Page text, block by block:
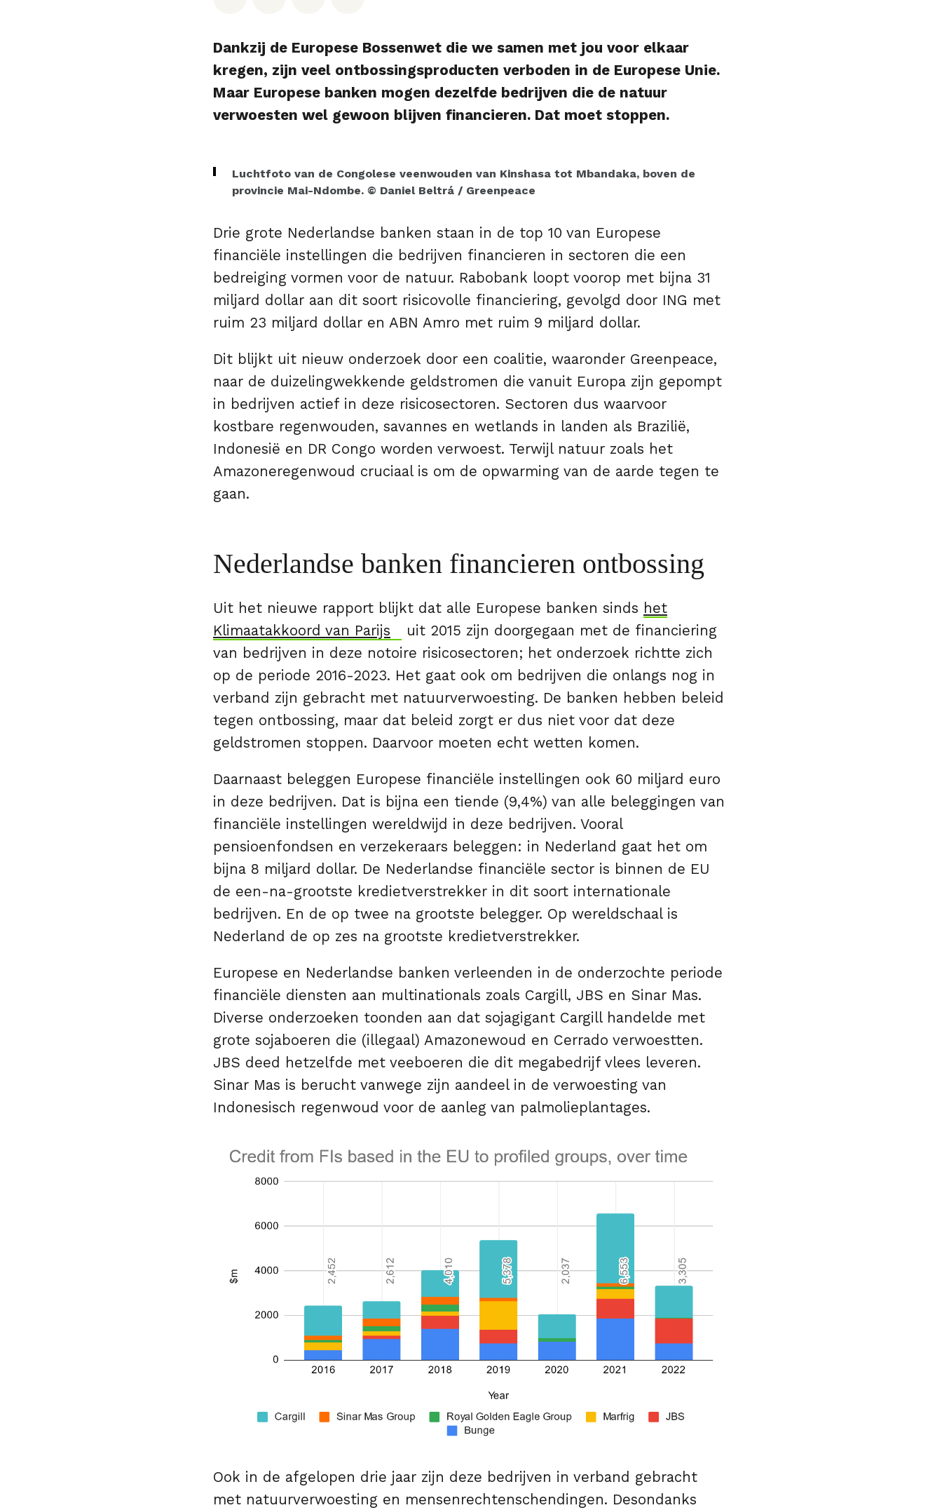
Dankzij de Europese Bossenwet die we samen met jou voor elkaar
kregen, zijn veel ontbossingsproducten verboden in de Europese Unie.
Maar Europese banken mogen dezelfde bedrijven die de natuur
verwoesten wel gewoon blijven financieren. Dat moet stoppen.
Luchtfoto van de Congolese veenwouden van Kinshasa tot Mbandaka, boven de
provincie Mai-Ndombe. © Daniel Beltrá / Greenpeace
Drie grote Nederlandse banken staan in de top 10 van Europese
financiële instellingen die bedrijven financieren in sectoren die een
bedreiging vormen voor de natuur. Rabobank loopt voorop met bijna 31
miljard dollar aan dit soort risicovolle financiering, gevolgd door ING met
ruim 23 miljard dollar en ABN Amro met ruim 9 miljard dollar.
Dit blijkt uit nieuw onderzoek door een coalitie, waaronder Greenpeace,
naar de duizelingwekkende geldstromen die vanuit Europa zijn gepompt
in bedrijven actief in deze risicosectoren. Sectoren dus waarvoor
kostbare regenwouden, savannes en wetlands in landen als Brazilië,
Indonesië en DR Congo worden verwoest. Terwijl natuur zoals het
Amazoneregenwoud cruciaal is om de opwarming van de aarde tegen te
gaan.
Nederlandse banken financieren ontbossing
Uit het nieuwe rapport blijkt dat alle Europese banken sinds het
Klimaatakkoord van Parijs
uit 2015 zijn doorgegaan met de financiering
van bedrijven in deze notoire risicosectoren; het onderzoek richtte zich
op de periode 2016-2023. Het gaat ook om bedrijven die onlangs nog in
verband zijn gebracht met natuurverwoesting. De banken hebben beleid
tegen ontbossing, maar dat beleid zorgt er dus niet voor dat deze
geldstromen stoppen. Daarvoor moeten echt wetten komen.
Daarnaast beleggen Europese financiële instellingen ook 60 miljard euro
in deze bedrijven. Dat is bijna een tiende (9,4%) van alle beleggingen van
financiële instellingen wereldwijd in deze bedrijven. Vooral
pensioenfondsen en verzekeraars beleggen: in Nederland gaat het om
bijna 8 miljard dollar. De Nederlandse financiële sector is binnen de EU
de een-na-grootste kredietverstrekker in dit soort internationale
bedrijven. En de op twee na grootste belegger. Op wereldschaal is
Nederland de op zes na grootste kredietverstrekker.
Europese en Nederlandse banken verleenden in de onderzochte periode
financiële diensten aan multinationals zoals Cargill, JBS en Sinar Mas.
Diverse onderzoeken toonden aan dat sojagigant Cargill handelde met
grote sojaboeren die (illegaal) Amazonewoud en Cerrado verwoestten.
JBS deed hetzelfde met veeboeren die dit megabedrijf vlees leveren.
Sinar Mas is berucht vanwege zijn aandeel in de verwoesting van
Indonesisch regenwoud voor de aanleg van palmolieplantages.
Ook in de afgelopen drie jaar zijn deze bedrijven in verband gebracht
met natuurverwoesting en mensenrechtenschendingen. Desondanks